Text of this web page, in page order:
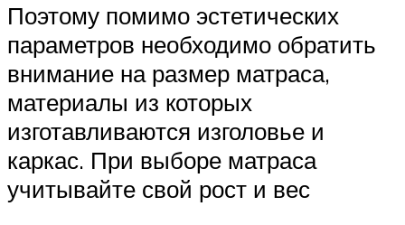
Поэтому помимо эстетических
параметров необходимо обратить
внимание на размер матраса,
материалы из которых
изготавливаются изголовье и
каркас. При выборе матраса
учитывайте свой рост и вес